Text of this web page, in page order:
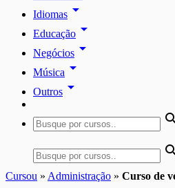
Idiomas arrow_drop_down
Educação arrow_drop_down
Negócios arrow_drop_down
Música arrow_drop_down
Outros arrow_drop_down
Cursou » Administração » Curso de